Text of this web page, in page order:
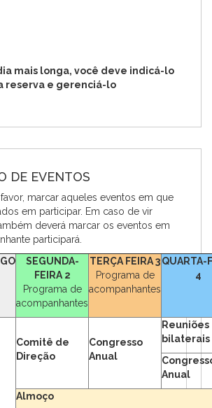
mais longa, você deve indicá-lo
reserva e gerenciá-lo
DE EVENTOS
marcar aqueles eventos em que
em participar. Em caso de vir
deverá marcar os eventos em
participará.
SEGUNDA-
FEIRA 2
Programa de
acompanhantes
TERÇA FEIRA 3
Programa de
acompanhantes
QUARTA-
4
Comitê de
Direção
Congresso
Anual
Reuniões
bilaterais
Anual
Almoço